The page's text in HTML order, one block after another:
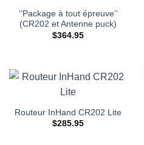
‘’Package à tout épreuve’’
(CR202 et Antenne puck)
$364.95
Routeur InHand CR202 Lite
$285.95